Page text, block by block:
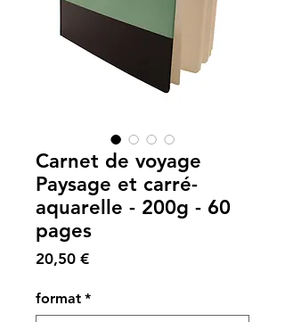
Carnet de voyage
Paysage et carré-
aquarelle - 200g - 60
pages
20,50 €Prix
format *